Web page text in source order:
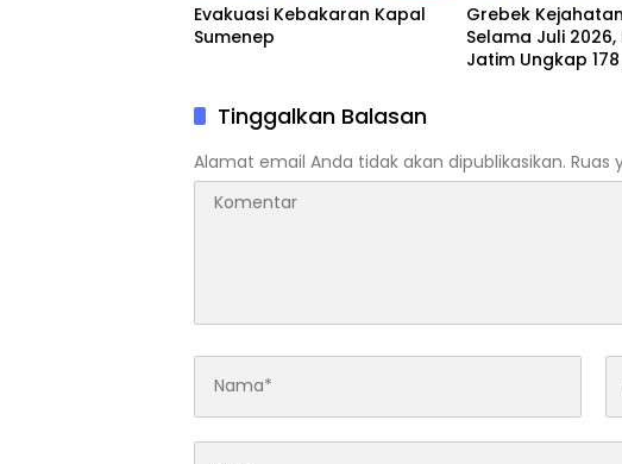
Evakuasi Kebakaran Kapal
Sumenep
Grebek
Selama Juli 2026,
Jatim Ungkap
Tinggalkan Balasan
Alamat email Anda tidak akan dipublikasikan. Ruas